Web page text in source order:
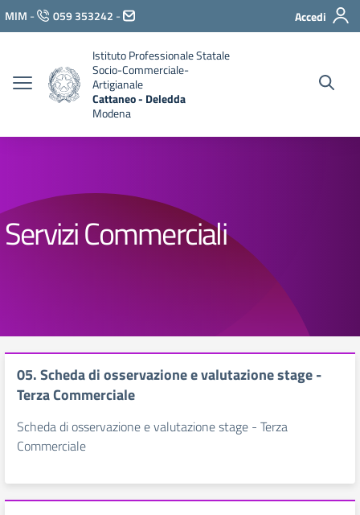
Vai ai contenuti
Vai al menu di navigazione
Vai al footer
MIM - 059 353242 - Accedi
Istituto Professionale Statale
Socio-Commerciale-
Artigianale
Cattaneo - Deledda
Modena
Servizi Commerciali
05. Scheda di osservazione e valutazione stage -
Terza Commerciale
Scheda di osservazione e valutazione stage - Terza
Commerciale